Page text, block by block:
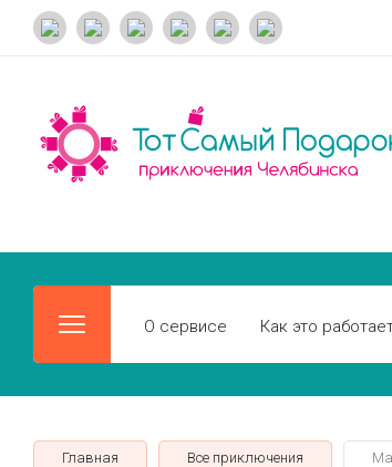
О сервисе Как это
Главная Все приключения